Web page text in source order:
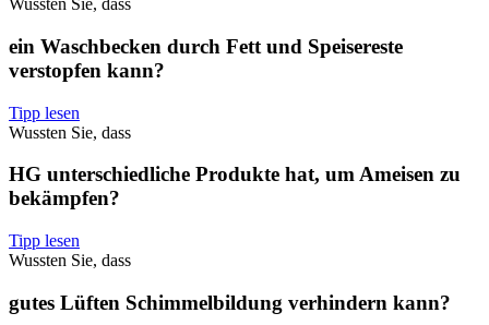
Wussten Sie, dass
ein Waschbecken durch Fett und Speisereste
verstopfen kann?
Tipp lesen
Wussten Sie, dass
HG unterschiedliche Produkte hat, um Ameisen zu
bekämpfen?
Tipp lesen
Wussten Sie, dass
gutes Lüften Schimmelbildung verhindern kann?